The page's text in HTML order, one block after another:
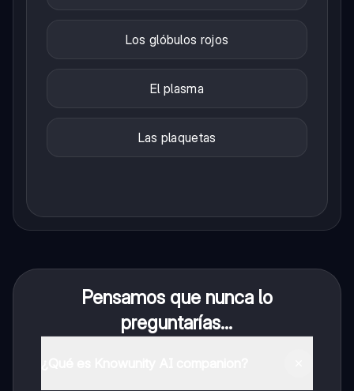
Los glóbulos rojos
El plasma
Las plaquetas
Pensamos que nunca lo
preguntarías...